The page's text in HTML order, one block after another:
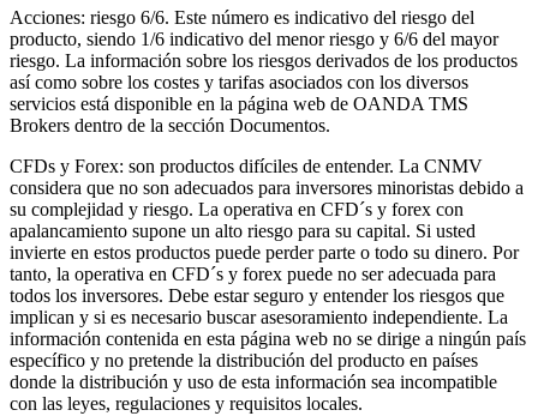
Acciones: riesgo 6/6. Este número es indicativo del riesgo del
producto, siendo 1/6 indicativo del menor riesgo y 6/6 del mayor
riesgo. La información sobre los riesgos derivados de los productos
así como sobre los costes y tarifas asociados con los diversos
servicios está disponible en la página web de OANDA TMS
Brokers dentro de la sección Documentos.
CFDs y Forex: son productos difíciles de entender. La CNMV
considera que no son adecuados para inversores minoristas debido a
su complejidad y riesgo. La operativa en CFD´s y forex con
apalancamiento supone un alto riesgo para su capital. Si usted
invierte en estos productos puede perder parte o todo su dinero. Por
tanto, la operativa en CFD´s y forex puede no ser adecuada para
todos los inversores. Debe estar seguro y entender los riesgos que
implican y si es necesario buscar asesoramiento independiente. La
información contenida en esta página web no se dirige a ningún país
específico y no pretende la distribución del producto en países
donde la distribución y uso de esta información sea incompatible
con las leyes, regulaciones y requisitos locales.